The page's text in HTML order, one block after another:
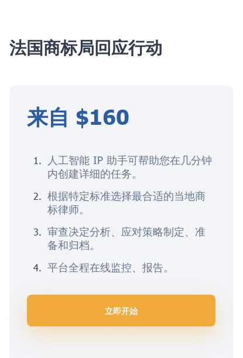
法国商标局回应行动
来自 $160
人工智能 IP 助手可帮助您在几分钟
内创建详细的任务。
根据特定标准选择最合适的当地商
标律师。
审查决定分析、应对策略制定、准
备和归档。
平台全程在线监控、报告。
立即开始